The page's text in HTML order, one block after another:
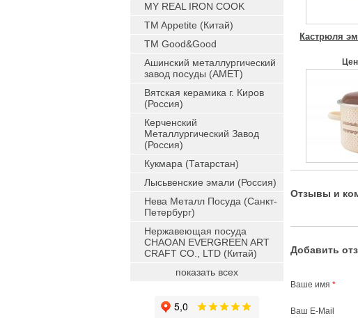
Кастрюля
Отзывы и
Добавить
Ваше имя *
Ваш E-Mail
MY REAL IRON COOK
TM Appetite (Китай)
TM Good&Good
Ашинский металлургический
завод посуды (АМЕТ)
Вятская керамика г. Киров
(Россия)
Керченский
Металлургический Завод
(Россия)
Кукмара (Татарстан)
Лысьвенские эмали (Россия)
Нева Металл Посуда (Санкт-
Петербург)
Нержавеющая посуда
CHAOAN EVERGREEN ART
CRAFT CO., LTD (Китай)
показать всех